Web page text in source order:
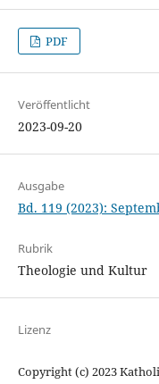
PDF
Veröffentlicht
2023-09-20
Ausgabe
Bd. 119 (2023):
Rubrik
Theologie und Kultur
Lizenz
Copyright (c) 2023